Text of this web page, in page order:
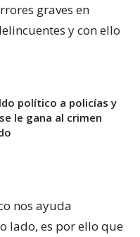
graves en
y con ello
político a policías y
le gana al crimen
nos ayuda
lado, es por ello que